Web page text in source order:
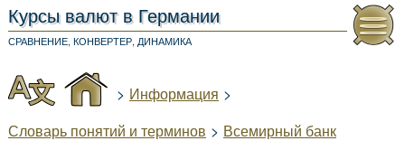
Курсы валют в Германии
СРАВНЕНИЕ, КОНВЕРТЕР, ДИНАМИКА
> Информация >
Словарь понятий и терминов > Всемирный банк